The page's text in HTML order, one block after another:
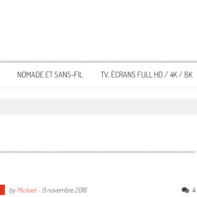
NOMADE ET SANS-FIL TV, ÉCRANS FULL HD / 4K / 8K
byMickael- 9 novembre 2016 4